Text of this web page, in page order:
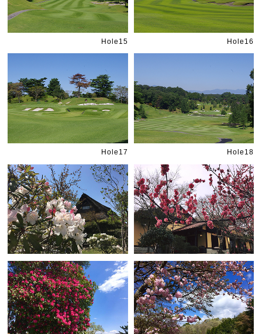
Hole15 Hole16
Hole17 Hole18